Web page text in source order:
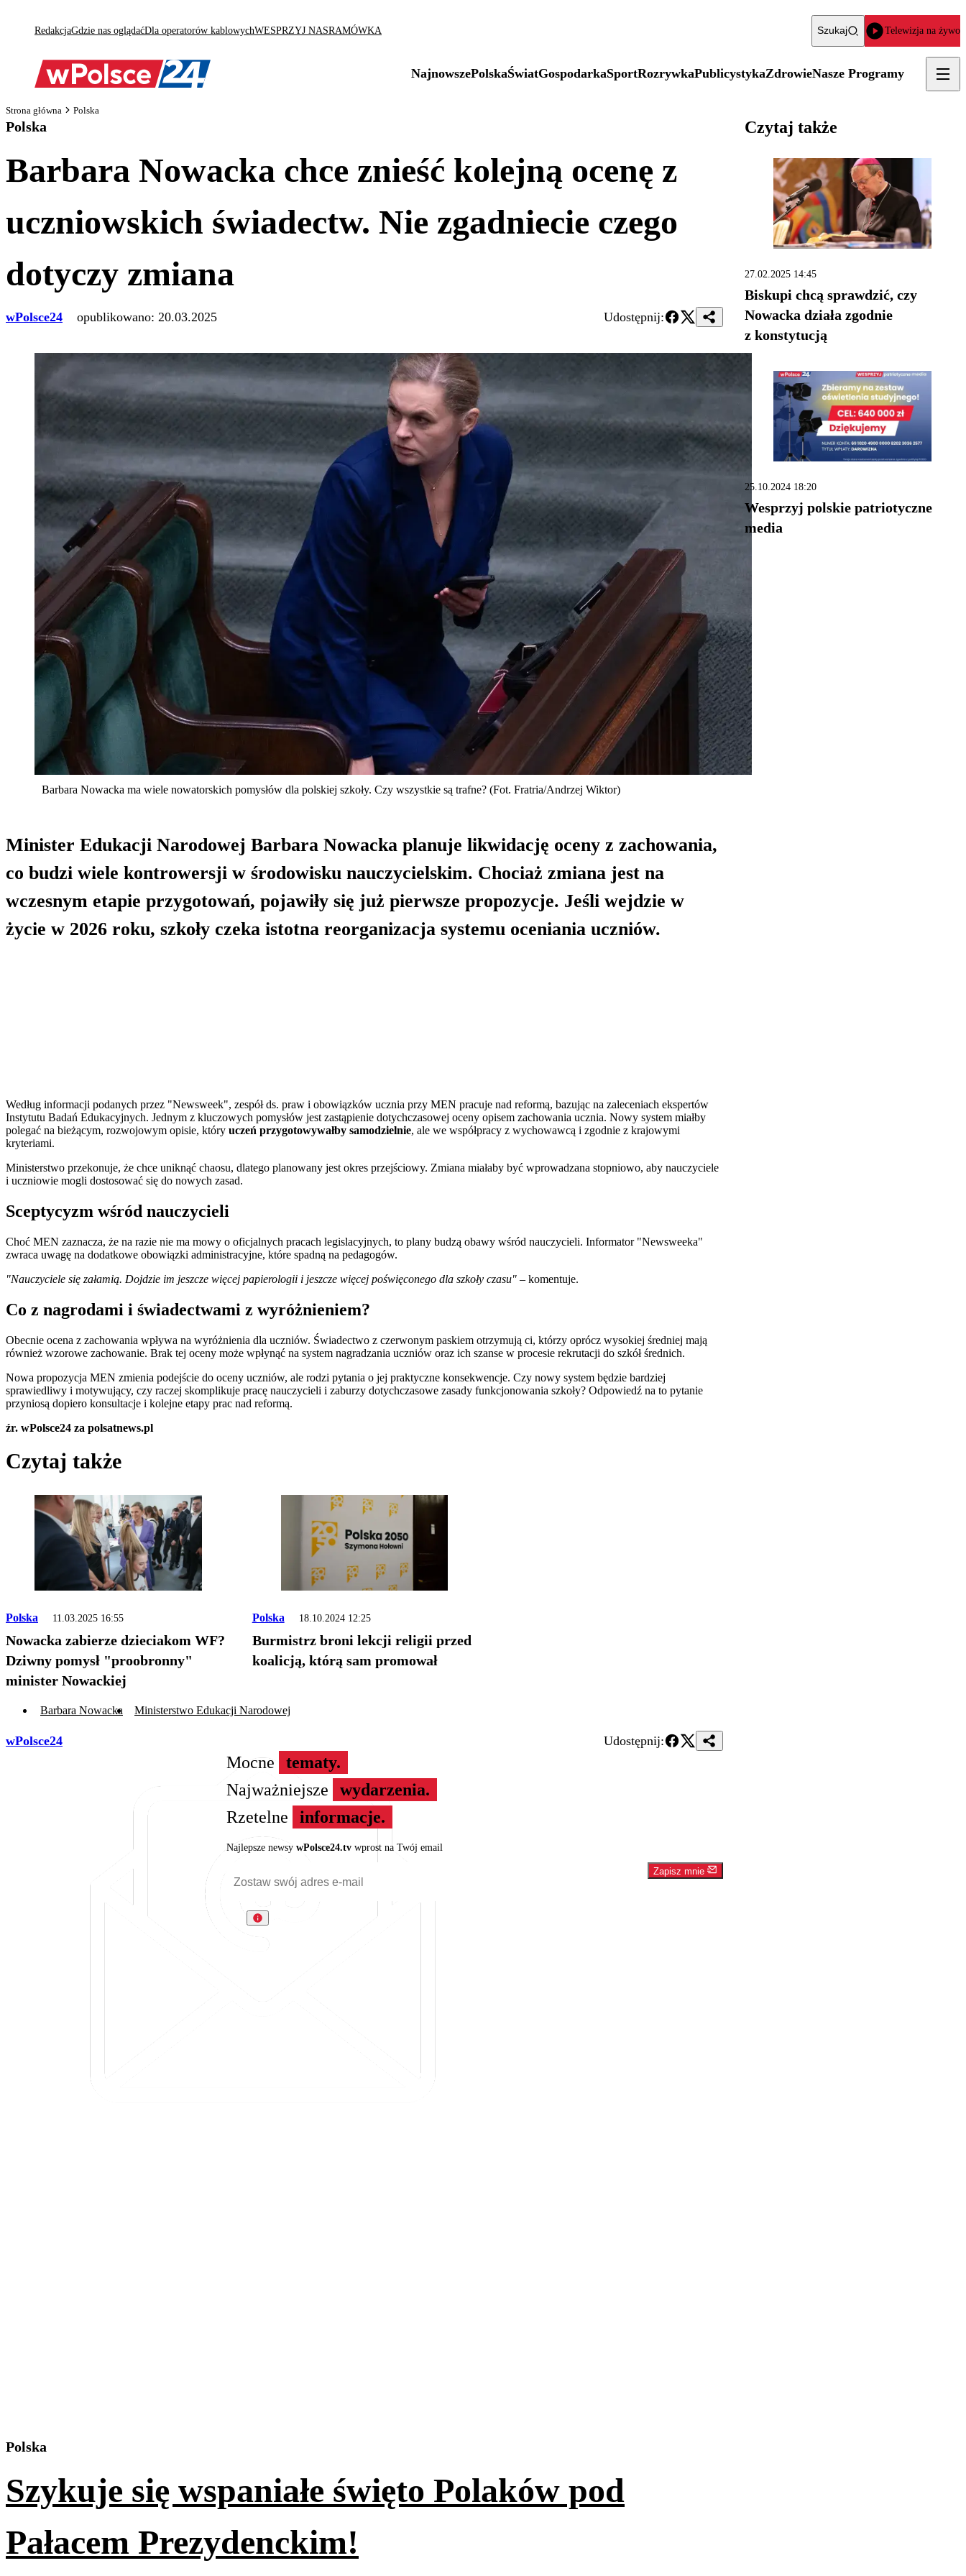
RedakcjaGdzie nas oglądaćDla operatorów kablowychWESPRZYJ NASRAMÓWKA Szukaj Telewizja na żywo
NajnowszePolskaŚwiatGospodarkaSportRozrywkaPublicystykaZdrowieNasze Programy
Strona główna Polska
Polska
Barbara Nowacka chce znieść kolejną ocenę z
uczniowskich świadectw. Nie zgadniecie czego
dotyczy zmiana
wPolsce24 opublikowano: 20.03.2025 Udostępnij:
Barbara Nowacka ma wiele nowatorskich pomysłów dla polskiej szkoły. Czy wszystkie są trafne? (Fot. Fratria/Andrzej Wiktor)
Minister Edukacji Narodowej Barbara Nowacka planuje likwidację oceny z zachowania,
co budzi wiele kontrowersji w środowisku nauczycielskim. Chociaż zmiana jest na
wczesnym etapie przygotowań, pojawiły się już pierwsze propozycje. Jeśli wejdzie w
życie w 2026 roku, szkoły czeka istotna reorganizacja systemu oceniania uczniów.
Według informacji podanych przez "Newsweek", zespół ds. praw i obowiązków ucznia przy MEN pracuje nad reformą, bazując na zaleceniach ekspertów
Instytutu Badań Edukacyjnych. Jednym z kluczowych pomysłów jest zastąpienie dotychczasowej oceny opisem zachowania ucznia. Nowy system miałby
polegać na bieżącym, rozwojowym opisie, który uczeń przygotowywałby samodzielnie, ale we współpracy z wychowawcą i zgodnie z krajowymi
kryteriami.
Ministerstwo przekonuje, że chce uniknąć chaosu, dlatego planowany jest okres przejściowy. Zmiana miałaby być wprowadzana stopniowo, aby nauczyciele
i uczniowie mogli dostosować się do nowych zasad.
Sceptycyzm wśród nauczycieli
Choć MEN zaznacza, że na razie nie ma mowy o oficjalnych pracach legislacyjnych, to plany budzą obawy wśród nauczycieli. Informator "Newsweeka"
zwraca uwagę na dodatkowe obowiązki administracyjne, które spadną na pedagogów.
"Nauczyciele się załamią. Dojdzie im jeszcze więcej papierologii i jeszcze więcej poświęconego dla szkoły czasu" – komentuje.
Co z nagrodami i świadectwami z wyróżnieniem?
Obecnie ocena z zachowania wpływa na wyróżnienia dla uczniów. Świadectwo z czerwonym paskiem otrzymują ci, którzy oprócz wysokiej średniej mają
również wzorowe zachowanie. Brak tej oceny może wpłynąć na system nagradzania uczniów oraz ich szanse w procesie rekrutacji do szkół średnich.
Nowa propozycja MEN zmienia podejście do oceny uczniów, ale rodzi pytania o jej praktyczne konsekwencje. Czy nowy system będzie bardziej
sprawiedliwy i motywujący, czy raczej skomplikuje pracę nauczycieli i zaburzy dotychczasowe zasady funkcjonowania szkoły? Odpowiedź na to pytanie
przyniosą dopiero konsultacje i kolejne etapy prac nad reformą.
źr. wPolsce24 za polsatnews.pl
Czytaj także
Polska 11.03.2025 16:55
Nowacka zabierze dzieciakom WF?
Dziwny pomysł "proobronny"
minister Nowackiej
Polska 18.10.2024 12:25
Burmistrz broni lekcji religii przed
koalicją, którą sam promował
Barbara Nowacka Ministerstwo Edukacji Narodowej
wPolsce24 Udostępnij:
Mocne
tematy.
Najważniejsze
wydarzenia.
Rzetelne
informacje.
Najlepsze newsy wPolsce24.tvwprost na Twój email
Zapisz mnie
Polska
Szykuje się wspaniałe święto Polaków pod
Pałacem Prezydenckim!
Czytaj także
27.02.2025 14:45
Biskupi chcą sprawdzić, czy
Nowacka działa zgodnie
z konstytucją
25.10.2024 18:20
Wesprzyj polskie patriotyczne
media